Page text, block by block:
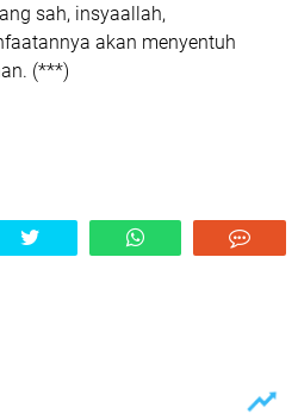
sah, insyaallah,
akan menyentuh
(***)